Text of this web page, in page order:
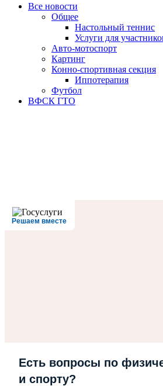
Все новости
Oбщее
Настольный теннис
Услуги для
Авто-мотоспорт
Картинг
Конно-спортивная секция
Иппотерапия
Футбол
ВФСК ГТО
Решаем вместе
Есть вопросы по
и спорту?